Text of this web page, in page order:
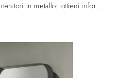
Complementi moderni e contenitori in metallo: ottieni informazioni sul modello Tile Portaombrelli di Target Point e potrai impreziosire i tuoi locali.